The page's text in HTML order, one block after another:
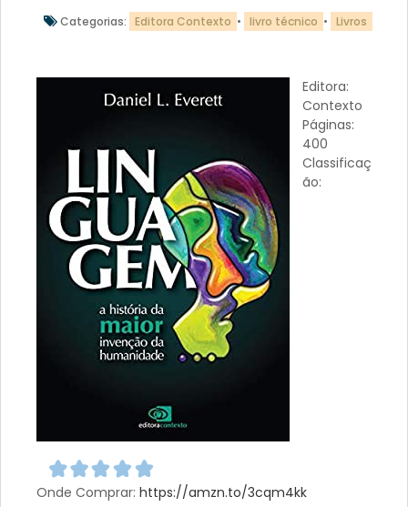
Categorias: Editora Contexto • livro técnico • Livros
Editora:
Contexto
Páginas:
400
Classificaç
ão:
Onde Comprar: https://amzn.to/3cqm4kk